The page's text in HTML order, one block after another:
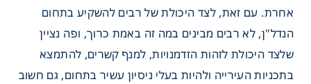
אחרת. עם זאת, לצד היכולת של רבים להשקיע בתחום
הנדל"ן, לא רבים מבינים במה זה באמת כרוך, ופה נציין
שלצד היכולת לזהות הזדמנויות, למנף קשרים, להתמצא
בתכניות העירייה ולהיות בעלי ניסיון עשיר בתחום, גם חשוב